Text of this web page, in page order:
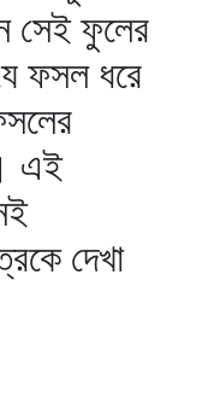
সেই ফুলের
ফসল ধরে
এই
দেখা